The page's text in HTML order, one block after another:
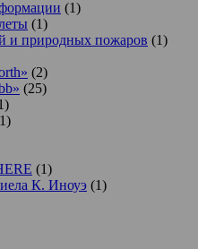
(1)
(1)
и природных пожаров (1)
(2)
(25)
(1)
К. Иноуэ (1)